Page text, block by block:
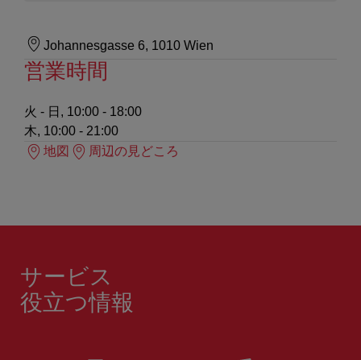
Johannesgasse 6, 1010 Wien
営業時間
火 - 日, 10:00 - 18:00
木, 10:00 - 21:00
地図
周辺の見どころ
サービス
役立つ情報